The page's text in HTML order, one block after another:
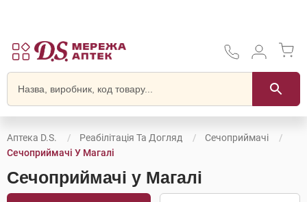
Аптека D.S. Реабілітація Та Догляд
Сечоприймачі
Сечоприймачі У Магалі
Сечоприймачі у Магалі